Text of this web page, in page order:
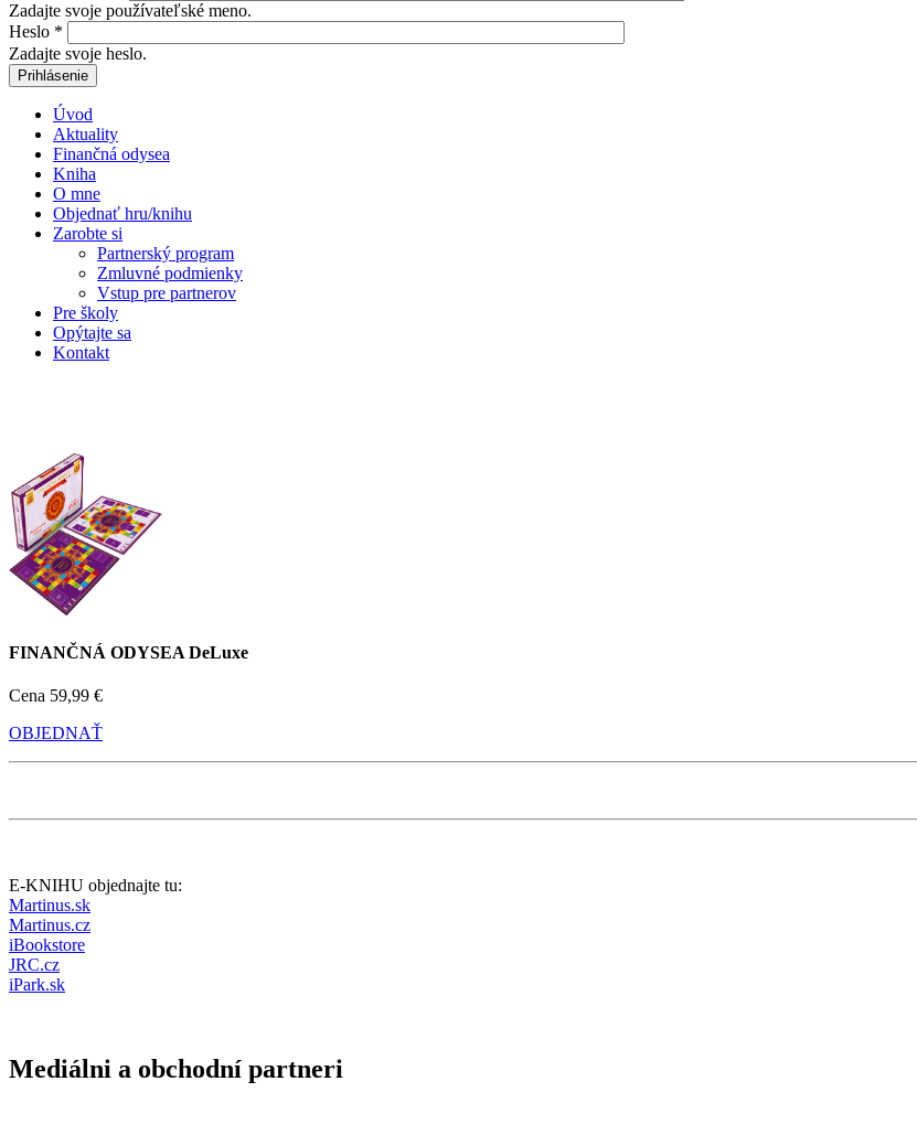
Zadajte svoje používateľské meno.
Heslo *
Zadajte svoje heslo.
Úvod
Aktuality
Finančná odysea
Kniha
O mne
Objednať hru/knihu
Zarobte si
Partnerský program
Zmluvné podmienky
Vstup pre partnerov
Pre školy
Opýtajte sa
Kontakt
FINANČNÁ ODYSEA DeLuxe
Cena 59,99 €
OBJEDNAŤ
E-KNIHU objednajte tu:
Martinus.sk
Martinus.cz
iBookstore
JRC.cz
iPark.sk
Mediálni a obchodní partneri